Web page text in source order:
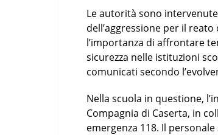
Le autorità sono
dell’aggressione per il
l’importanza di affrontare
sicurezza nelle istituzioni
comunicati secondo
Nella scuola in questione,
Compagnia di Caserta, in
emergenza 118. Il